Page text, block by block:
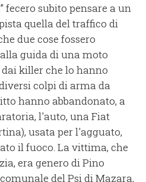
fecero subito pensare a un
quella del traffico di
due cose fossero
guida di una moto
killer che lo hanno
colpi di arma da
hanno abbandonato, a
l'auto, una Fiat
usata per l'agguato,
il fuoco. La vittima, che
era genero di Pino
del Psi di Mazara,